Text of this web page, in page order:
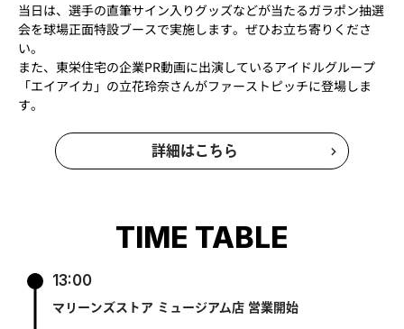
当日は、選手の直筆サイン入りグッズなどが当たるガラポン抽選
会を球場正面特設ブースで実施します。ぜひお立ち寄りくださ
い。
また、東栄住宅の企業PR動画に出演しているアイドルグループ
「エイアイカ」の立花玲奈さんがファーストピッチに登場しま
す。
詳細はこちら
TIME TABLE
13:00
マリーンズストア ミュージアム店 営業開始